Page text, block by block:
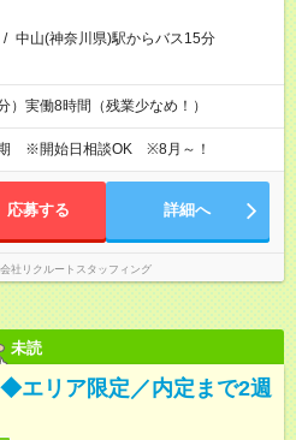
/ 中山(神奈川県)駅からバス15分
実働8時間（残業少なめ！）
※開始日相談OK ※8月～！
応募する 詳細へ
社リクルートスタッフィング
未読
◆エリア限定／内定まで2週